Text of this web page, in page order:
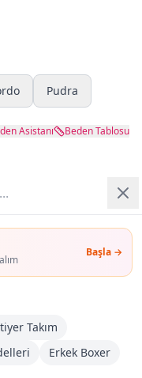
Başla →
Takım
Erkek Boxer
Pudra
Asistanı Beden Tablosu